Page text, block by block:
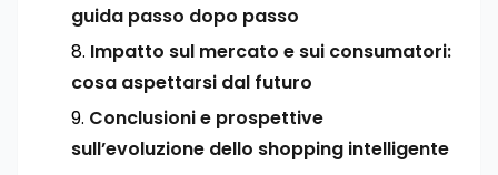
guida passo dopo passo
Impatto sul mercato e sui consumatori:
cosa aspettarsi dal futuro
Conclusioni e prospettive
sull’evoluzione dello shopping intelligente